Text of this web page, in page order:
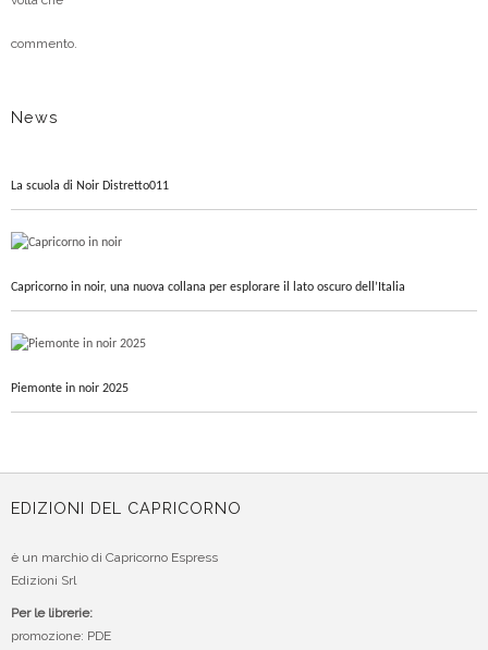
commento.
News
La scuola di Noir Distretto011
Capricorno in noir, una nuova collana per esplorare il lato oscuro dell’Italia
Piemonte in noir 2025
EDIZIONI DEL CAPRICORNO
è un marchio di Capricorno Espress
Edizioni Srl
Per le librerie:
promozione: PDE